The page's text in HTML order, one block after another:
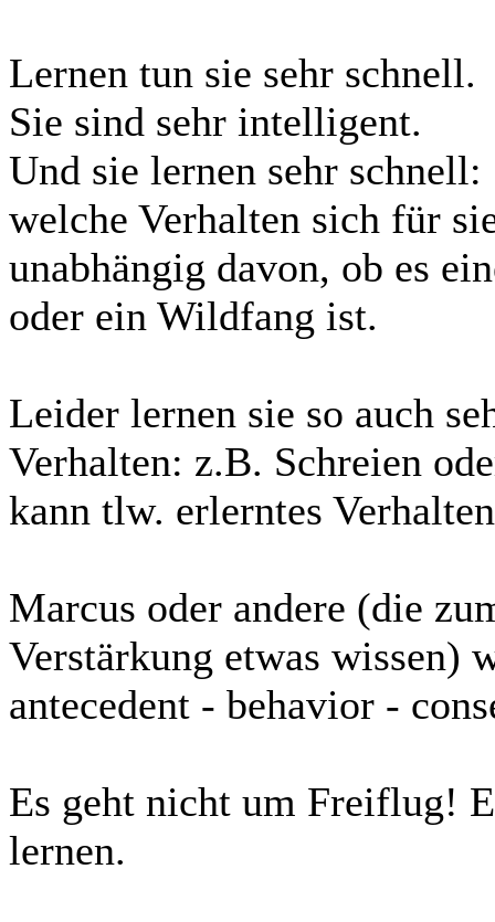
Lernen tun sie sehr schnell.
Sie sind sehr intelligent.
Und sie lernen sehr
welche Verhalten sich für
unabhängig davon, ob es
oder ein Wildfang ist.
Leider lernen sie so auch
Verhalten: z.B. Schreien
kann tlw. erlerntes
Marcus oder andere (die
Verstärkung etwas wissen)
antecedent - behavior -
Es geht nicht um Freiflug!
lernen.